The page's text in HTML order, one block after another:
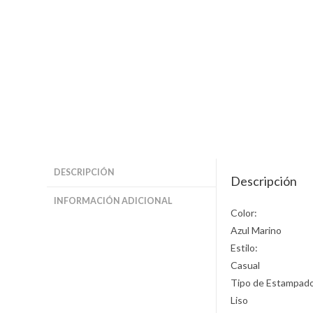
DESCRIPCIÓN
INFORMACIÓN ADICIONAL
Descripción
Color:
Azul Marino
Estilo:
Casual
Tipo de
Liso